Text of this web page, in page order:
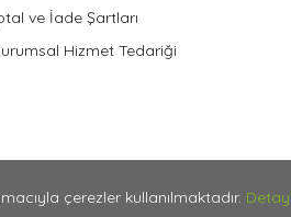
ve İade Şartları
Hizmet Tedariği
çerezler kullanılmaktadır.